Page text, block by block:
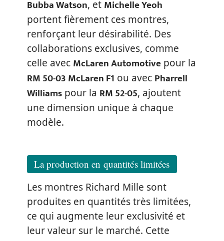
Bubba Watson, et Michelle Yeoh
portent fièrement ces montres,
renforçant leur désirabilité. Des
collaborations exclusives, comme
celle avec McLaren Automotive pour la
RM 50-03 McLaren F1 ou avec Pharrell
Williams pour la RM 52-05, ajoutent
une dimension unique à chaque
modèle.
La production en quantités limitées
Les montres Richard Mille sont
produites en quantités très limitées,
ce qui augmente leur exclusivité et
leur valeur sur le marché. Cette